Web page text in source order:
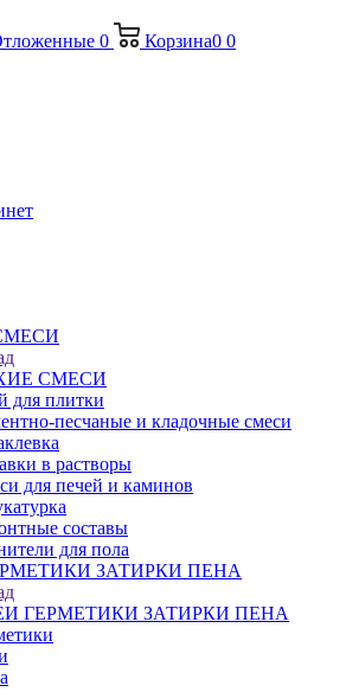
0 Корзина0 0
СМЕСИ
для плитки
песчаные и кладочные смеси
в растворы
для печей и каминов
составы
для пола
ЗАТИРКИ ПЕНА
ГЕРМЕТИКИ ЗАТИРКИ ПЕНА